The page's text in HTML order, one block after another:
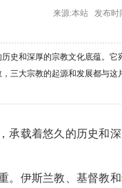
来源:本站 发布时
史和深厚的宗教文化底蕴。
三大宗教的起源和发展都与
承载着悠久的历史和
。伊斯兰教、基督教